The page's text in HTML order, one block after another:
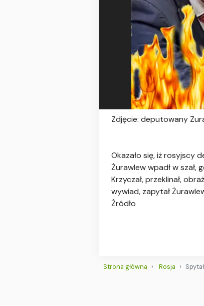
Zdjęcie: deputowany
Okazało się, iż rosyjscy
Żurawlew wpadł w szał,
Krzyczał, przeklinał,
wywiad, zapytał
Źródło
Strona główna Rosja